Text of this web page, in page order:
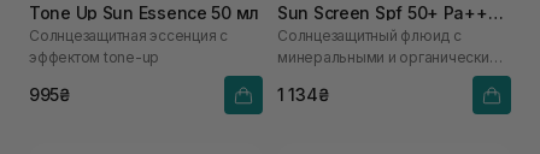
Tone Up Sun Essence 50 мл
Солнцезащитная эссенция с
эффектом tone-up
995₴
Sun Screen Spf 50+ Pa++++
50 мл
Солнцезащитный флюид с
минеральными и органическими
1 134₴